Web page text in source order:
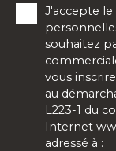
J'accepte
souhaitez
vous
au
L223-1 du
Internet
adressé à :